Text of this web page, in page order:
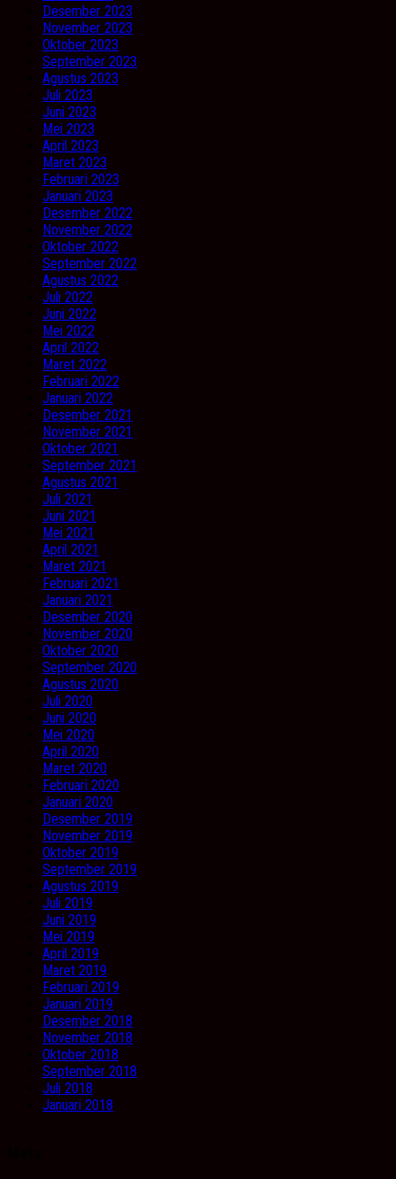
Desember 2023
November 2023
Oktober 2023
September 2023
Agustus 2023
Juli 2023
Juni 2023
Mei 2023
April 2023
Maret 2023
Februari 2023
Januari 2023
Desember 2022
November 2022
Oktober 2022
September 2022
Agustus 2022
Juli 2022
Juni 2022
Mei 2022
April 2022
Maret 2022
Februari 2022
Januari 2022
Desember 2021
November 2021
Oktober 2021
September 2021
Agustus 2021
Juli 2021
Juni 2021
Mei 2021
April 2021
Maret 2021
Februari 2021
Januari 2021
Desember 2020
November 2020
Oktober 2020
September 2020
Agustus 2020
Juli 2020
Juni 2020
Mei 2020
April 2020
Maret 2020
Februari 2020
Januari 2020
Desember 2019
November 2019
Oktober 2019
September 2019
Agustus 2019
Juli 2019
Juni 2019
Mei 2019
April 2019
Maret 2019
Februari 2019
Januari 2019
Desember 2018
November 2018
Oktober 2018
September 2018
Juli 2018
Januari 2018